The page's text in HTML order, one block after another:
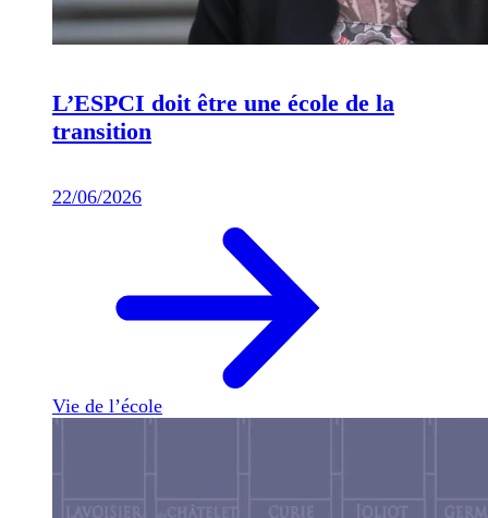
L’ESPCI doit être une école de la
transition
22/06/2026
Vie de l’école